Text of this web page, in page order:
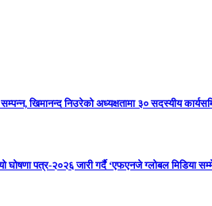
खिमानन्द निउरेको अध्यक्षतामा ३० सदस्यीय
घोषणा पत्र-२०२६ जारी गर्दै ‘एफएनजे ग्लोबल मिडिया